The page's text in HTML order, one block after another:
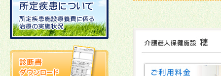
2025年10月27日
2025年10月22日